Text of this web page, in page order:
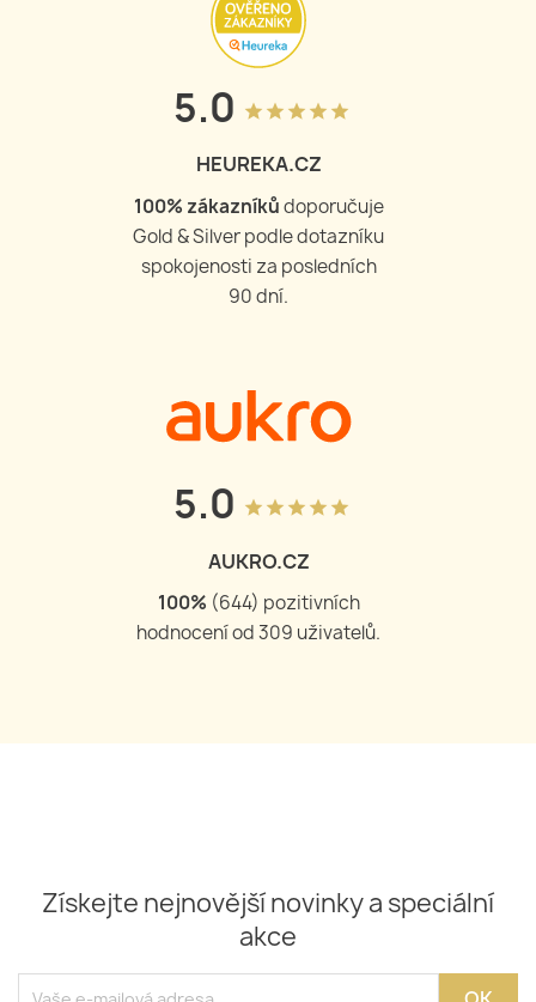
5.0 grade grade grade grade grade
HEUREKA.CZ
100% zákazníkůdoporučuje
Gold & Silver podle dotazníku
spokojenosti za posledních
90 dní.
5.0 grade grade grade grade grade
AUKRO.CZ
100% (644) pozitivních
hodnocení od309 uživatelů.
Získejte nejnovější novinky a speciální
akce